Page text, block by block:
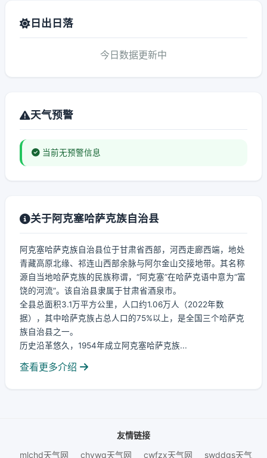
日出日落
今日数据更新中
天气预警
当前无预警信息
关于阿克塞哈萨克族自治县
阿克塞哈萨克族自治县位于甘肃省西部，河西走廊西端，地处
青藏高原北缘、祁连山西部余脉与阿尔金山交接地带。其名称
源自当地哈萨克族的民族称谓，“阿克塞”在哈萨克语中意为“富
饶的河流”。该自治县隶属于甘肃省酒泉市。
全县总面积3.1万平方公里，人口约1.06万人（2022年数
据），其中哈萨克族占总人口的75%以上，是全国三个哈萨克
族自治县之一。
历史沿革悠久，1954年成立阿克塞哈萨克族...
查看更多介绍
友情链接
mlchd天气网
chywq天气网 cwfzx天气网 swddgs天气